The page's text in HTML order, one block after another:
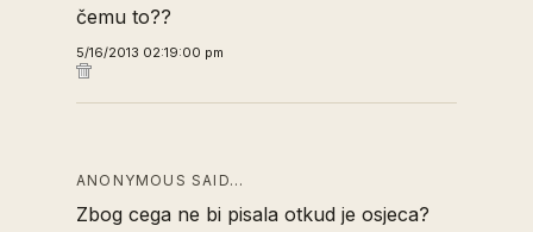
čemu to??
5/16/2013 02:19:00 pm
ANONYMOUS SAID…
Zbog cega ne bi pisala otkud je osjeca?